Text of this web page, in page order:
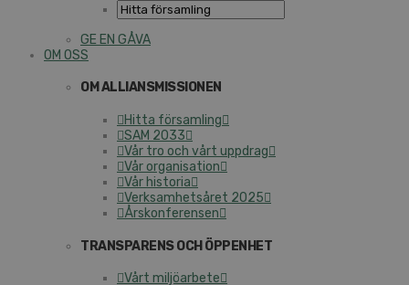
GE EN GÅVA
OM OSS
OM ALLIANSMISSIONEN
Hitta församling
SAM 2033
Vår tro och vårt uppdrag
Vår organisation
Vår historia
Verksamhetsåret 2025
Årskonferensen
TRANSPARENS OCH ÖPPENHET
Vårt miljöarbete